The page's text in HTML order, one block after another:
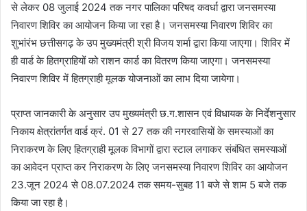
से लेकर 08 जुलाई 2024 तक नगर पालिका परिषद कवर्धा द्वारा जनसमस्या
निवारण शिविर का आयोजन किया जा रहा है। जनसमस्या निवारण शिविर का
शुभांरंभ छत्तीसगढ़ के उप मुख्यमंत्री श्री विजय शर्मा द्वारा किया जाएगा। शिविर में
ही वार्ड के हितग्राहियों को राशन कार्ड का वितरण किया जाएगा। जनसमस्या
निवारण शिविर में हितग्राही मूलक योजनाओं का लाभ दिया जायेगा।
प्राप्त जानकारी के अनुसार उप मुख्यमंत्री छ.ग.शासन एवं विधायक के निर्देशनुसार
निकाय क्षेत्रांतर्गत वार्ड क्रं. 01 से 27 तक की नगरवासियों के समस्याओं का
निराकरण के लिए हितग्राही मूलक विभागों द्वारा स्टाल लगाकर संबंधित समस्याओं
का आवेदन प्राप्त कर निराकरण के लिए जनसमस्या निवारण शिविर का आयोजन
23.जून 2024 से 08.07.2024 तक समय-सुबह 11 बजे से शाम 5 बजे तक
किया जा रहा है।